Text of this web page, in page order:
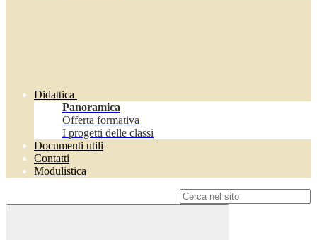
Didattica
Panoramica
Offerta formativa
I progetti delle classi
Documenti utili
Contatti
Modulistica